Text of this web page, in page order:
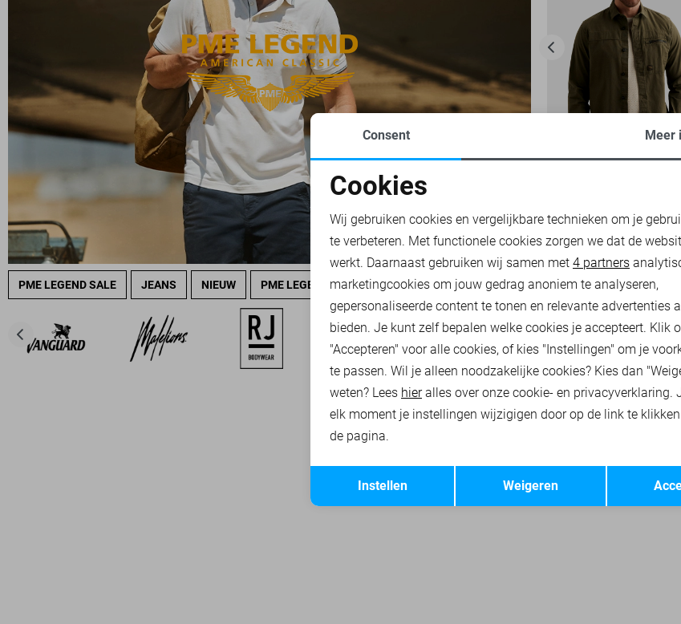
60,00 99,99
PME LEGEND SALE JEANS NIEUW PME LEGEND OVERHEMDEN PME LEGEND T-SHIRTS PME LEGEND POLO`S
Noodzakelijke cookies
Analytische cookies Marketing cookies
Opslaan
Consent Meer
Cookies
Wij gebruiken cookies en vergelijkbare technieken om je
te verbeteren. Met functionele cookies zorgen we dat de
werkt. Daarnaast gebruiken wij samen met 4 partners
marketingcookies om jouw gedrag anoniem te analyseren,
gepersonaliseerde content te tonen en relevante advertenties
bieden. Je kunt zelf bepalen welke cookies je accepteert. Klik
"Accepteren" voor alle cookies, of kies "Instellingen" om je
te passen. Wil je alleen noodzakelijke cookies? Kies dan
weten? Lees hieralles over onze cookie- en privacyverklaring.
elk moment je instellingen wijzigigen door op de link te
de pagina.
Weigeren
Instellen